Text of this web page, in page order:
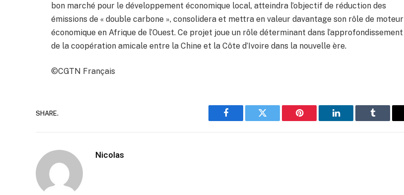
bon marché pour le développement économique local, atteindra l’objectif de réduction des
émissions de « double carbone », consolidera et mettra en valeur davantage son rôle de moteur
économique en Afrique de l’Ouest. Ce projet joue un rôle déterminant dans l’approfondissement
de la coopération amicale entre la Chine et la Côte d’Ivoire dans la nouvelle ère.
©CGTN Français
SHARE.
Facebook Twitter Pinterest LinkedIn Tumblr
Nicolas